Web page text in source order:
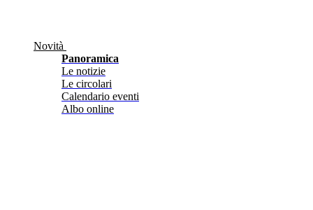
Novità
Panoramica
Le notizie
Le circolari
Calendario eventi
Albo online